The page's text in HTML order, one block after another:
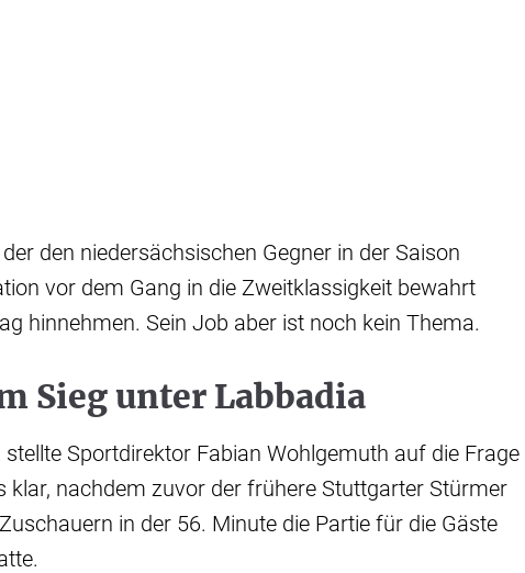
den niedersächsischen Gegner in der Saison
vor dem Gang in die Zweitklassigkeit bewahrt
hinnehmen. Sein Job aber ist noch kein Thema.
Sieg unter Labbadia
stellte Sportdirektor Fabian Wohlgemuth auf die Frage
klar, nachdem zuvor der frühere Stuttgarter Stürmer
in der 56. Minute die Partie für die Gäste